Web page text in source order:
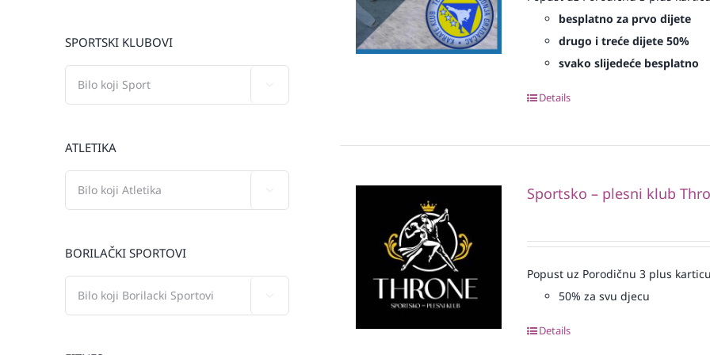
besplatno za prvo dijete
drugo i treće dijete 50%
svako slijedeće besplatno
Details
Sportsko – plesni klub
Popust uz Porodičnu 3 plus
50% za svu djecu
Details
SPORTSKI KLUBOVI
ATLETIKA
BORILAČKI SPORTOVI